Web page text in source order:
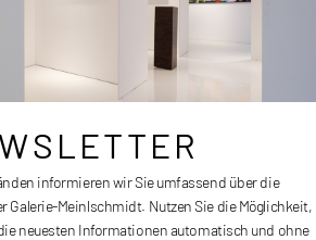
informieren wir Sie umfassend über die
Galerie-Meinlschmidt. Nutzen Sie die Möglichkeit,
neuesten Informationen automatisch und ohne